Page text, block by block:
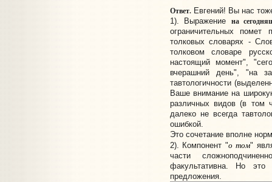
Ответ.Евгений! Вы нас
1). Выражение на
ограничительных
толковых словарях -
толковом словаре
настоящий момент",
вчерашний день", "на
тавтологичности
Ваше внимание на
различных видов (в том
далеко не всегда
ошибкой.
Это сочетание вполне
2). Компонент "о том"
части
факультативна. Но это
предложения.